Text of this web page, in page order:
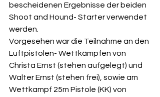
bescheidenen Ergebnisse der beiden
Shoot and Hound- Starter verwendet
werden.
Vorgesehen war die Teilnahme an den
Luftpistolen- Wettkämpfen von
Christa Ernst (stehen aufgelegt) und
Walter Ernst (stehen frei), sowie am
Wettkampf 25m Pistole (KK) von